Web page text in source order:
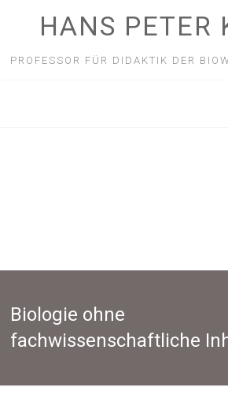
HANS PETER
PROFESSOR FÜR DIDAKTIK DER
Biologie ohne
fachwissenschaftliche